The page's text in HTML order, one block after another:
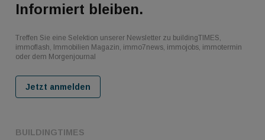
BUILDINGTIMES
Informiert bleiben.
Treffen Sie eine Selektion unserer Newsletter zu buildingTIMES,
immoflash, Immobilien Magazin, immo7news, immojobs, immotermin
oder dem Morgenjournal
Jetzt anmelden